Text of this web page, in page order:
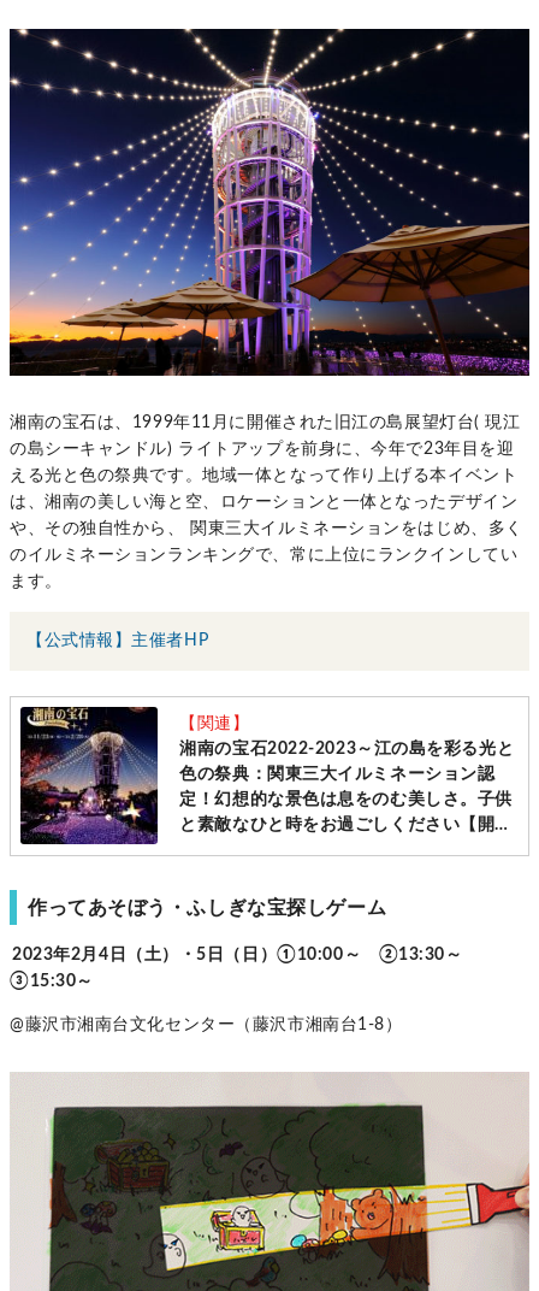
湘南の宝石は、1999年11月に開催された旧江の島展望灯台( 現江
の島シーキャンドル) ライトアップを前身に、今年で23年目を迎
える光と色の祭典です。地域一体となって作り上げる本イベント
は、湘南の美しい海と空、ロケーションと一体となったデザイン
や、その独自性から、 関東三大イルミネーションをはじめ、多く
のイルミネーションランキングで、常に上位にランクインしてい
ます。
【公式情報】主催者HP
【関連】
湘南の宝石2022‐2023～江の島を彩る光と
色の祭典：関東三大イルミネーション認
定！幻想的な景色は息をのむ美しさ。子供
と素敵なひと時をお過ごしください【開催
作ってあそぼう・ふしぎな宝探しゲーム
2023年2月4日（土）・5日（日）①10:00～ ②13:30～
③15:30～
@藤沢市湘南台文化センター（藤沢市湘南台1-8）